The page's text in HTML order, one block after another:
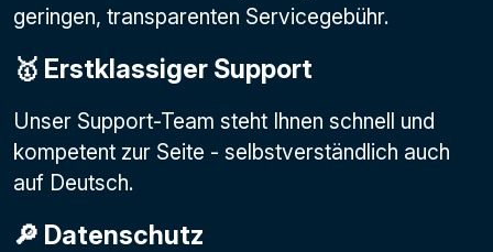
geringen, transparenten Servicegebühr.
🥇 Erstklassiger Support
Unser Support-Team steht Ihnen schnell und
kompetent zur Seite - selbstverständlich auch
auf Deutsch.
🔎 Datenschutz